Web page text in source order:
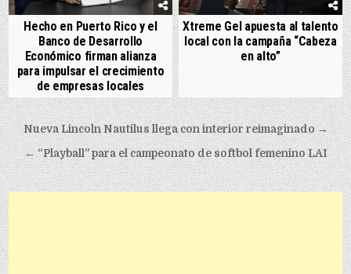
Hecho en Puerto Rico y el
Banco de Desarrollo
Económico firman alianza
para impulsar el crecimiento
de empresas locales
Xtreme Gel apuesta al talento
local con la campaña “Cabeza
en alto”
Post navigation
Nueva Lincoln Nautilus llega con interior reimaginado →
← “Playball” para el campeonato de softbol femenino LAI